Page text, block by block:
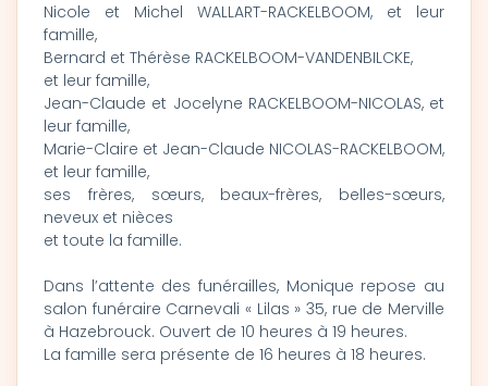
Nicole et Michel WALLART-RACKELBOOM, et leur
famille,
Bernard et Thérèse RACKELBOOM-VANDENBILCKE,
et leur famille,
Jean-Claude et Jocelyne RACKELBOOM-NICOLAS, et
leur famille,
Marie-Claire et Jean-Claude NICOLAS-RACKELBOOM,
et leur famille,
ses frères, sœurs, beaux-frères, belles-sœurs,
neveux et nièces
et toute la famille.
Dans l’attente des funérailles, Monique repose au
salon funéraire Carnevali « Lilas » 35, rue de Merville
à Hazebrouck. Ouvert de 10 heures à 19 heures.
La famille sera présente de 16 heures à 18 heures.